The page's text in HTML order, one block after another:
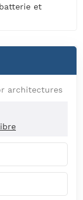
et
architectures